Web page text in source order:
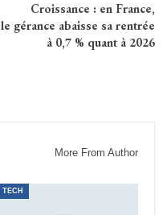
Croissance : en France,
le gérance abaisse sa rentrée
à 0,7 % quant à 2026
More From Author
TECH